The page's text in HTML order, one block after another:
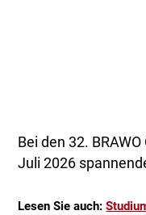
Bei den 32.
Juli 2026
Lesen Sie auch: